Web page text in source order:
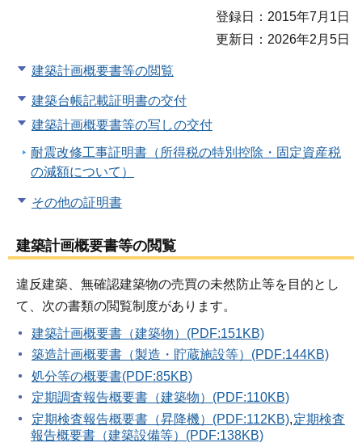
登録日：2015年7月1日
更新日：2026年2月5日
建築計画概要書等の閲覧
建築台帳記載証明書の交付
建築計画概要書等の写しの交付
耐震改修工事証明書（所得税の特別控除・固定資産税
の減額について）
その他の証明書
建築計画概要書等の閲覧
違反建築、無確認建築物の売買の未然防止等を目的とし
て、次の書類の閲覧制度があります。
建築計画概要書（建築物）(PDF:151KB)
築造計画概要書（製造・貯蔵施設等）(PDF:144KB)
処分等の概要書(PDF:85KB)
定期調査報告概要書（建築物）(PDF:110KB)
定期検査報告概要書（昇降機）(PDF:112KB),定期検査
報告概要書（建築設備等）(PDF:138KB)